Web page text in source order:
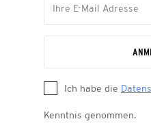
Ich habe die
Kenntnis genommen.